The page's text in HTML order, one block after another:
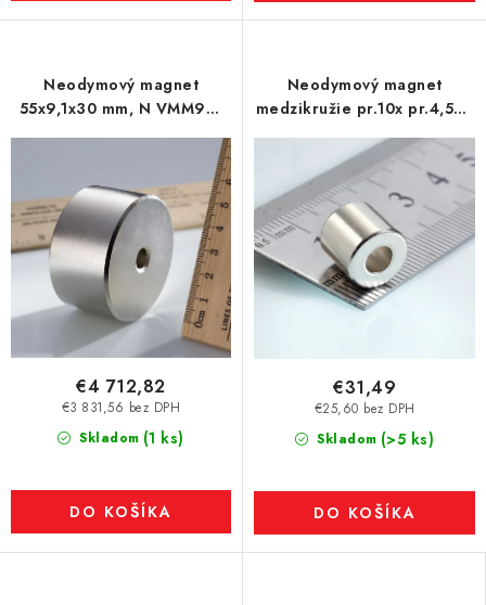
Neodymový magnet
55x9,1x30 mm, N VMM9H-
120°C
Skladom (1 ks)
€3 831,56 bez DPH
€4 712,82
DO KOŠÍKA
Neodymový magnet
medzikružie pr.10x pr.4,5x9
N 200°C, VMM1EH-N25EH
Skladom (>5 ks)
€25,60 bez DPH
€31,49
DO KOŠÍKA